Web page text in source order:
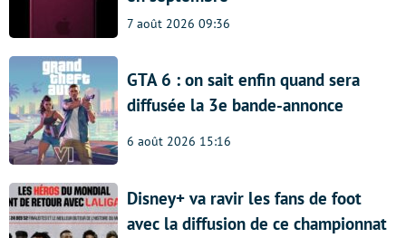
7 août 2026 09:36
GTA 6 : on sait enfin quand sera
diffusée la 3e bande-annonce
6 août 2026 15:16
Disney+ va ravir les fans de foot
avec la diffusion de ce championnat